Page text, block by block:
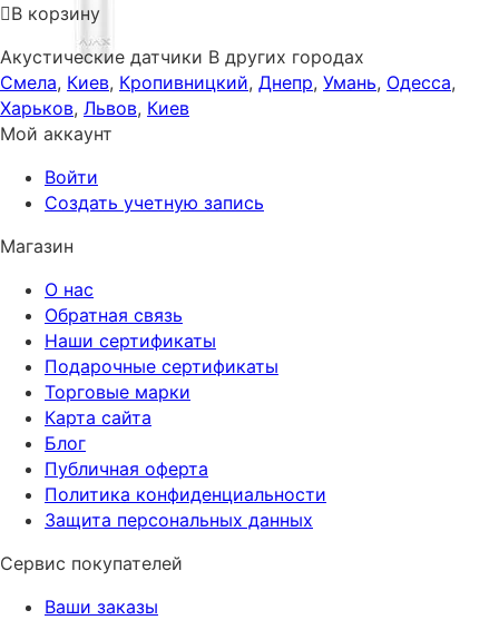
В корзину
Акустические датчики В других городах
Смела, Киев, Кропивницкий, Днепр, Умань, Одесса,
Харьков, Львов, Киев
Мой аккаунт
Войти
Создать учетную запись
Магазин
О нас
Обратная связь
Наши сертификаты
Подарочные сертификаты
Торговые марки
Карта сайта
Блог
Публичная оферта
Политика конфиденциальности
Защита персональных данных
Сервис покупателей
Ваши заказы